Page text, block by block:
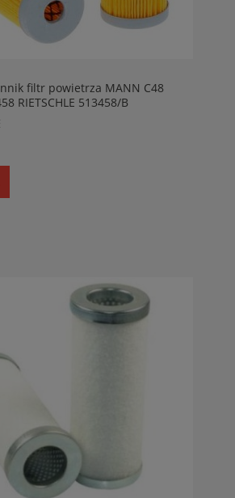
filtr powietrza MANN C48
RIETSCHLE 513458/B